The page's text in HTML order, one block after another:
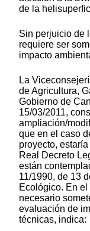
de la
Sin perjuicio de
requiere ser
impacto
La
de Agricultura,
Gobierno de
15/03/2011,
ampliación/
que en el caso
proyecto,
Real Decreto
están
11/1990, de 13
Ecológico. En
necesario
evaluación de
técnicas, indica: